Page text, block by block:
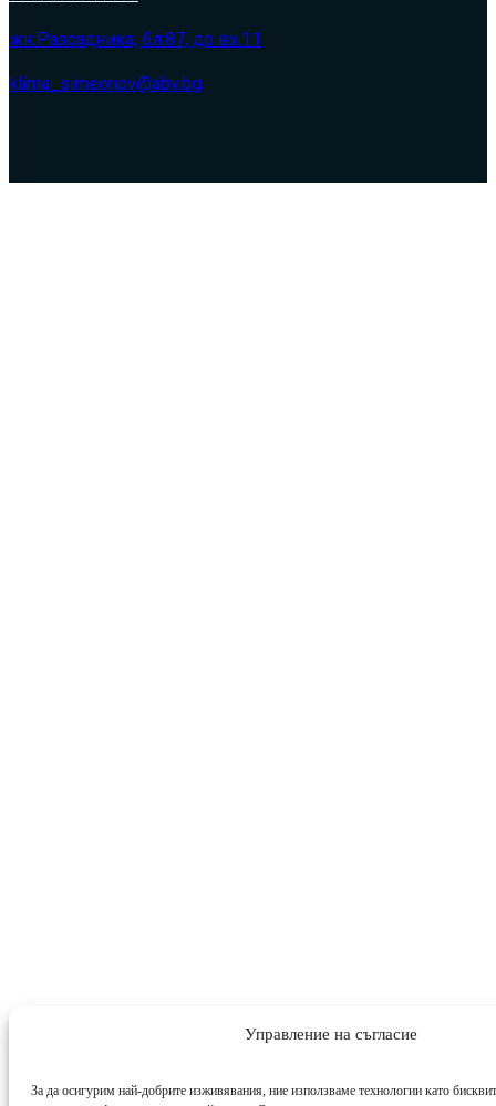
Управление на съгласие
За да осигурим най-добрите изживявания, ние използваме технологии като
жк.Разсадника, бл.87, до вх.11
klima_simeonov@abv.bg